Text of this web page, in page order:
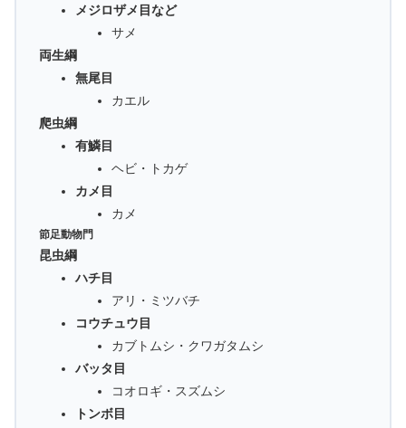
メジロザメ目など
サメ
両生綱
無尾目
カエル
爬虫綱
有鱗目
ヘビ・トカゲ
カメ目
カメ
節足動物門
昆虫綱
ハチ目
アリ・ミツバチ
コウチュウ目
カブトムシ・クワガタムシ
バッタ目
コオロギ・スズムシ
トンボ目